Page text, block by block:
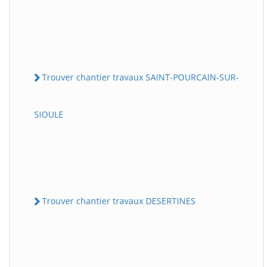
Trouver chantier travaux SAINT-POURCAIN-SUR-
SIOULE
Trouver chantier travaux DESERTINES